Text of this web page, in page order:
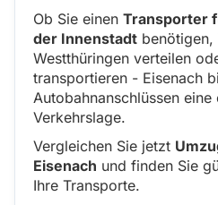
Ob Sie einen Transporter
der Innenstadt benötigen,
Westthüringen verteilen
transportieren - Eisenach
Autobahnanschlüssen eine
Verkehrslage.
Vergleichen Sie jetzt
Eisenach und finden Sie
Ihre Transporte.